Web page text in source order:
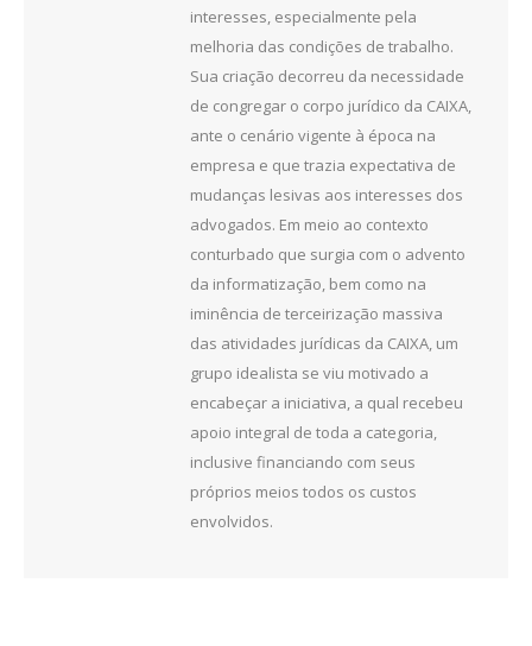
interesses, especialmente pela
melhoria das condições de trabalho.
Sua criação decorreu da necessidade
de congregar o corpo jurídico da CAIXA,
ante o cenário vigente à época na
empresa e que trazia expectativa de
mudanças lesivas aos interesses dos
advogados. Em meio ao contexto
conturbado que surgia com o advento
da informatização, bem como na
iminência de terceirização massiva
das atividades jurídicas da CAIXA, um
grupo idealista se viu motivado a
encabeçar a iniciativa, a qual recebeu
apoio integral de toda a categoria,
inclusive financiando com seus
próprios meios todos os custos
envolvidos.